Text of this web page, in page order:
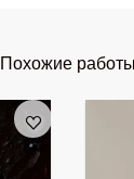
Похожие работы